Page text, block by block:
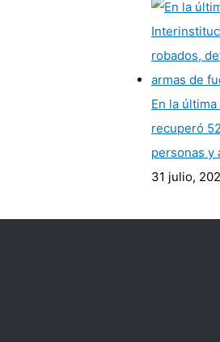
En la
recuperó
personas y
31 julio,